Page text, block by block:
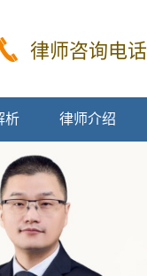
律师咨询电
析 律师介绍